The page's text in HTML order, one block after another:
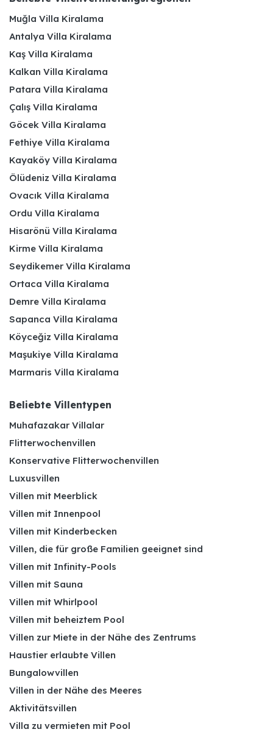
Muğla Villa Kiralama
Antalya Villa Kiralama
Kaş Villa Kiralama
Kalkan Villa Kiralama
Patara Villa Kiralama
Çalış Villa Kiralama
Göcek Villa Kiralama
Fethiye Villa Kiralama
Kayaköy Villa Kiralama
Ölüdeniz Villa Kiralama
Ovacık Villa Kiralama
Ordu Villa Kiralama
Hisarönü Villa Kiralama
Kirme Villa Kiralama
Seydikemer Villa Kiralama
Ortaca Villa Kiralama
Demre Villa Kiralama
Sapanca Villa Kiralama
Köyceğiz Villa Kiralama
Maşukiye Villa Kiralama
Marmaris Villa Kiralama
Beliebte Villentypen
Muhafazakar Villalar
Flitterwochenvillen
Konservative Flitterwochenvillen
Luxusvillen
Villen mit Meerblick
Villen mit Innenpool
Villen mit Kinderbecken
Villen, die für große Familien geeignet sind
Villen mit Infinity-Pools
Villen mit Sauna
Villen mit Whirlpool
Villen mit beheiztem Pool
Villen zur Miete in der Nähe des Zentrums
Haustier erlaubte Villen
Bungalowvillen
Villen in der Nähe des Meeres
Aktivitätsvillen
Villa zu vermieten mit Pool